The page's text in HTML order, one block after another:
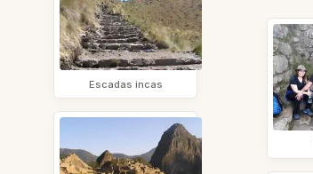
Escadas incas